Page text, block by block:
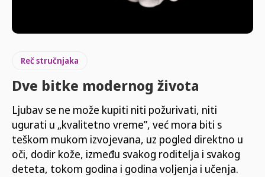
Reč stručnjaka
Dve bitke modernog života
Ljubav se ne može kupiti niti požurivati, niti
ugurati u „kvalitetno vreme”, već mora biti s
teškom mukom izvojevana, uz pogled direktno u
oči, dodir kože, između svakog roditelja i svakog
deteta, tokom godina i godina voljenja i učenja.